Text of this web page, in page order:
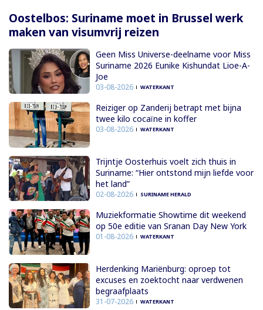
Oostelbos: Suriname moet in Brussel werk
maken van visumvrij reizen
Geen Miss Universe-deelname voor Miss
Suriname 2026 Eunike Kishundat Lioe-A-
Joe
03-08-2026 WATERKANT
Reiziger op Zanderij betrapt met bijna
twee kilo cocaïne in koffer
03-08-2026 WATERKANT
Trijntje Oosterhuis voelt zich thuis in
Suriname: “Hier ontstond mijn liefde voor
het land”
02-08-2026 SURINAME HERALD
Muziekformatie Showtime dit weekend
op 50e editie van Sranan Day New York
01-08-2026 WATERKANT
Herdenking Mariënburg: oproep tot
excuses en zoektocht naar verdwenen
begraafplaats
31-07-2026 WATERKANT